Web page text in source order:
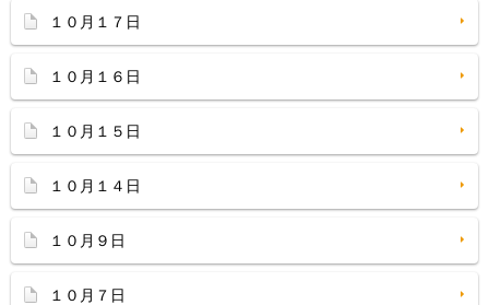
１０月１７日
１０月１６日
１０月１５日
１０月１４日
１０月９日
１０月７日